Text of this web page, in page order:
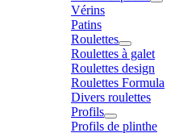
Vérins
Patins
Roulettes
Roulettes à galet
Roulettes design
Roulettes Formula
Divers roulettes
Profils
Profils de plinthe